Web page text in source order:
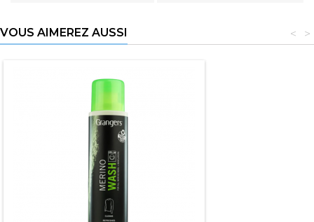
VOUS AIMEREZ AUSSI >
<